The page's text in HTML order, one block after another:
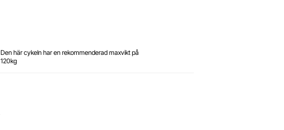
Den här cykeln har en rekommenderad maxvikt på
120kg